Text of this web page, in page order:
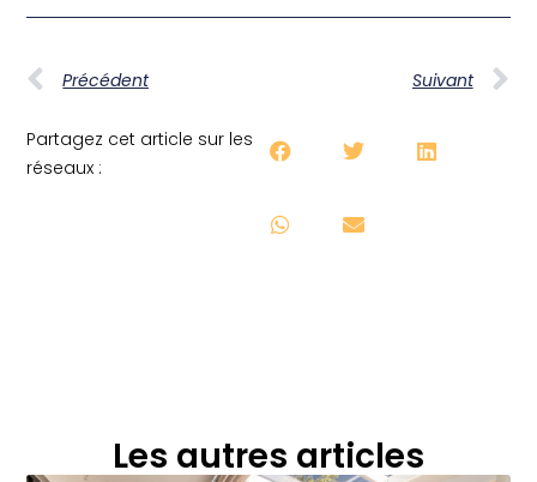
Précédent Suivant
Partagez cet article sur les
réseaux :
Les autres articles